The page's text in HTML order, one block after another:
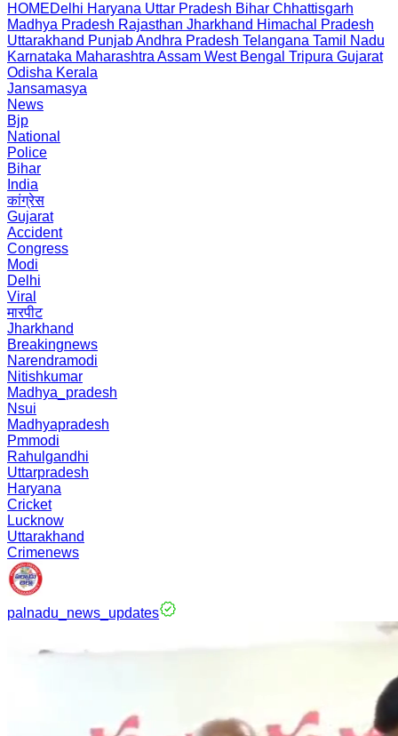
HOMEDelhi Haryana Uttar Pradesh Bihar Chhattisgarh
Madhya Pradesh Rajasthan Jharkhand Himachal Pradesh
Uttarakhand PunjabAndhra Pradesh Telangana Tamil Nadu
Karnataka Maharashtra Assam West Bengal Tripura Gujarat
Odisha Kerala
Jansamasya
News
Bjp
National
Police
Bihar
India
कांग्रेस
Gujarat
Accident
Congress
Modi
Delhi
Viral
मारपीट
Jharkhand
Breakingnews
Narendramodi
Nitishkumar
Madhya_pradesh
Nsui
Madhyapradesh
Pmmodi
Rahulgandhi
Uttarpradesh
Haryana
Cricket
Lucknow
Uttarakhand
Crimenews
palnadu_news_updates